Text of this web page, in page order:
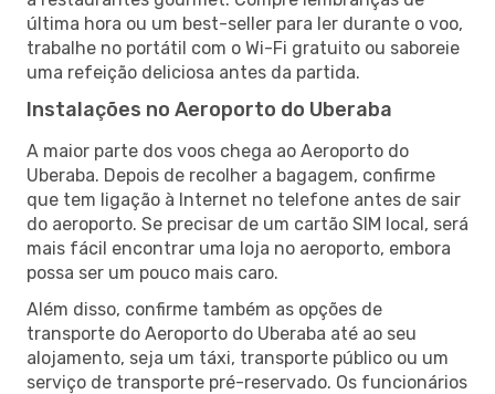
última hora ou um best-seller para ler durante o voo,
trabalhe no portátil com o Wi-Fi gratuito ou saboreie
uma refeição deliciosa antes da partida.
Instalações no Aeroporto do Uberaba
A maior parte dos voos chega ao Aeroporto do
Uberaba. Depois de recolher a bagagem, confirme
que tem ligação à Internet no telefone antes de sair
do aeroporto. Se precisar de um cartão SIM local, será
mais fácil encontrar uma loja no aeroporto, embora
possa ser um pouco mais caro.
Além disso, confirme também as opções de
transporte do Aeroporto do Uberaba até ao seu
alojamento, seja um táxi, transporte público ou um
serviço de transporte pré-reservado. Os funcionários